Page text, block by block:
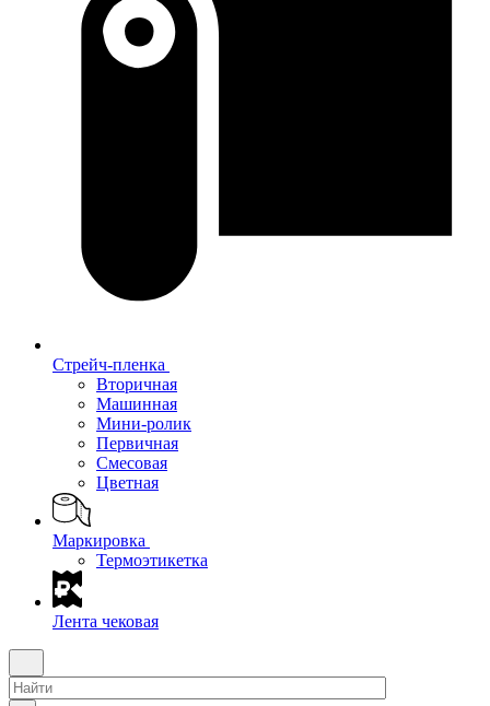
Стрейч-пленка
Вторичная
Машинная
Мини-ролик
Первичная
Смесовая
Цветная
Маркировка
Термоэтикетка
Лента чековая